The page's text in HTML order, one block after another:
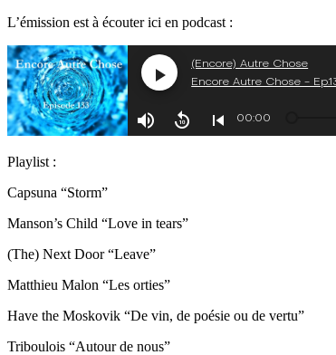
L’émission est à écouter ici en podcast :
Playlist :
Capsuna “Storm”
Manson’s Child “Love in tears”
(The) Next Door “Leave”
Matthieu Malon “Les orties”
Have the Moskovik “De vin, de poésie ou de vertu”
Triboulois “Autour de nous”